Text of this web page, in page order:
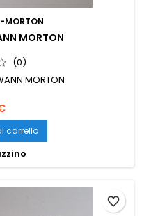
MORTON
MORTON
(0)
MORTON
carrello
favorite_border